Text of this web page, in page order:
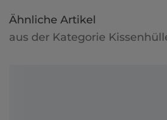
Ähnliche Artikel
aus der Kategorie